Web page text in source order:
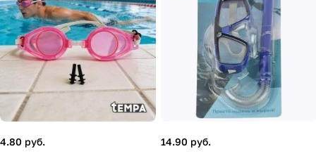
4.80 руб. 14.90 руб.